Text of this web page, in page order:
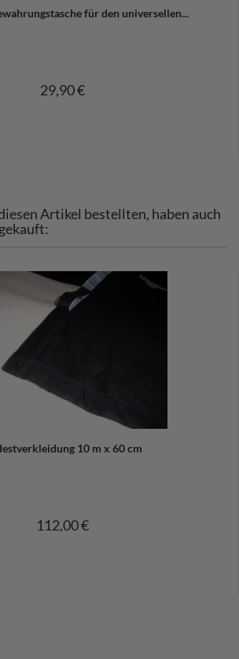
für den universellen...
29,90 €
Artikel bestellten, haben auch
10 m x 60 cm
112,00 €